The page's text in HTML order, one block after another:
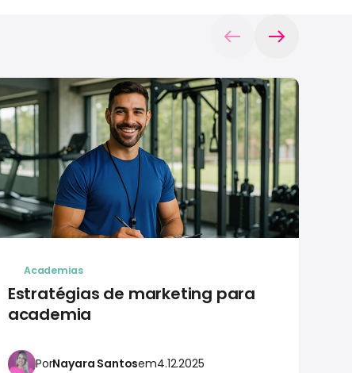
Academias
Estratégias de marketing para
academia
PorNayara Santosem4.12.2025